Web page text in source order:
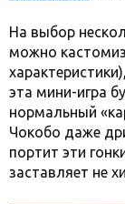
На выбор
можно
эта мини-игра
нормальный
Чокобо даже
портит эти
заставляет не